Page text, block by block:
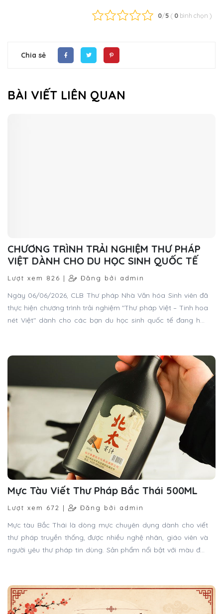
0/5 ( 0 bình chọn )
Chia sẻ
BÀI VIẾT LIÊN QUAN
CHƯƠNG TRÌNH TRẢI NGHIỆM THƯ PHÁP
VIỆT DÀNH CHO DU HỌC SINH QUỐC TẾ
Lượt xem 826 | Đăng bởi admin
Ngày 06/06/2026, CLB Thư pháp Nhà Văn hóa Sinh viên đã
thực hiện chương trình trải nghiệm "Thư pháp Việt – Tinh hoa
nét Việt" dành cho các bạn du học sinh quốc tế đang học
Mực Tàu Viết Thư Pháp Bắc Thái 500ML
Lượt xem 672 | Đăng bởi admin
Mực tàu Bắc Thái là dòng mực chuyên dụng dành cho viết
thư pháp truyền thống, được nhiều nghệ nhân, giáo viên và
người yêu thư pháp tin dùng. Sản phẩm nổi bật với màu đen